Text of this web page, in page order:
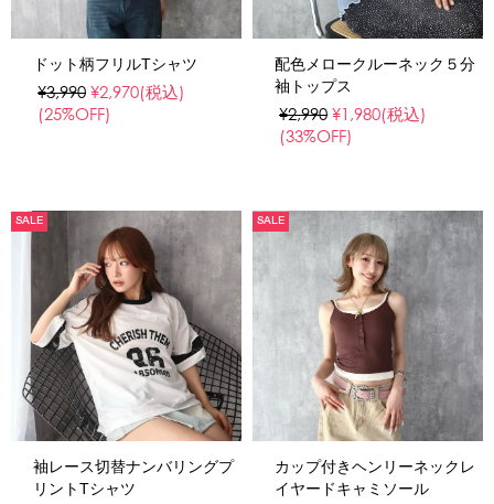
ドット柄フリルTシャツ
¥3,990 ¥2,970(税込)
(25%OFF)
配色メロークルーネック５分
袖トップス
¥2,990 ¥1,980(税込)
(33%OFF)
SALE
袖レース切替ナンバリングプ
リントTシャツ
SALE
カップ付きヘンリーネックレ
イヤードキャミソール